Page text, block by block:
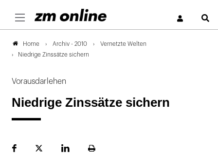
Home Archiv - 2010
Vernetzte Welten
Niedrige Zinssätze sichern
Vorausdarlehen
Niedrige Zinssätze sichern
FacebookPlattformLinekdInSeite